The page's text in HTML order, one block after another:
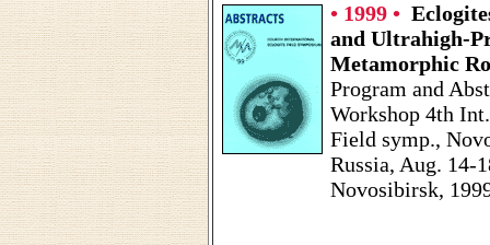
• 1999 •
and Ultrahigh-
Metamorphic
Program and
Workshop 4th
Field symp.,
Russia, Aug. 14-
Novosibirsk,